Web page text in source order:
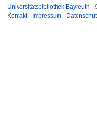
Universitätsbibliothek Bayreuth -
Kontakt- Impressum -